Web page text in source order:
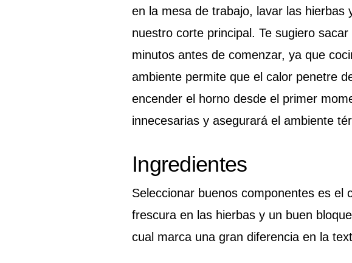
en la mesa de trabajo, lavar las hierbas
nuestro corte principal. Te sugiero
minutos antes de comenzar, ya que
ambiente permite que el calor penetre
encender el horno desde el primer
innecesarias y asegurará el ambiente
Ingredientes
Seleccionar buenos componentes es el
frescura en las hierbas y un buen
cual marca una gran diferencia en la